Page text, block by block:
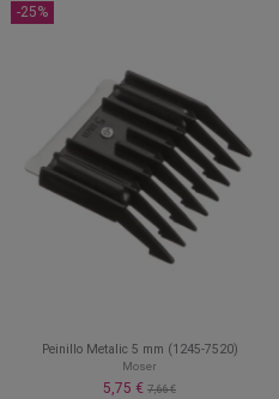
-25%
Peinillo Metalic 5 mm (1245-7520)
Moser
5,75 € 7,66 €